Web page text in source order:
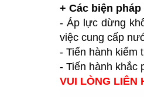
+ Các biện
- Áp lực dừng
việc cung cấp
- Tiến hành kiểm
- Tiến hành khắc
VUI LÒNG LIÊN